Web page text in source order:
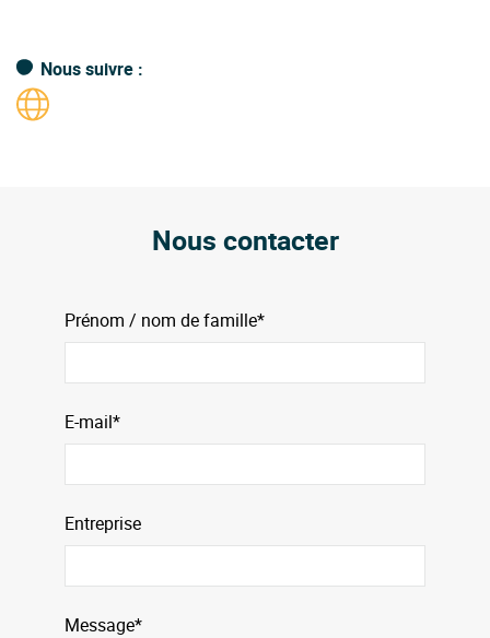
Nous suivre :
Nous contacter
Prénom / nom de famille*
E-mail*
Entreprise
Message*